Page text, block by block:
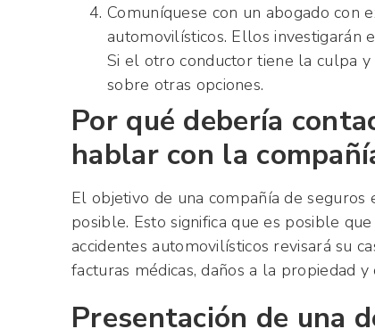
Comuníquese con un abogado con
automovilísticos. Ellos investigarán
Si el otro conductor tiene la culpa
sobre otras opciones.
Por qué debería
hablar con la
El objetivo de una compañía de
posible. Esto significa que es posible
accidentes automovilísticos revisará su
facturas médicas, daños a la propiedad
Presentación de una